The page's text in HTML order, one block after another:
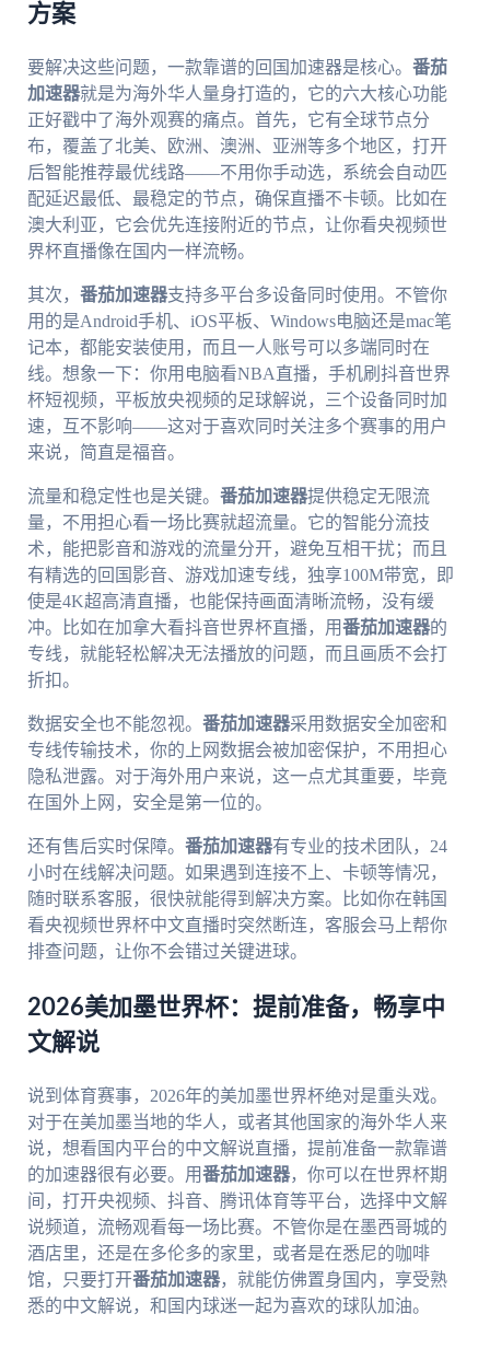
方案
要解决这些问题，一款靠谱的回国加速器是核心。 番茄
加速器就是为海外华人量身打造的，它的六大核心功能
正好戳中了海外观赛的痛点。首先，它有全球节点分
布，覆盖了北美、欧洲、澳洲、亚洲等多个地区，打开
后智能推荐最优线路——不用你手动选，系统会自动匹
配延迟最低、最稳定的节点，确保直播不卡顿。比如在
澳大利亚，它会优先连接附近的节点，让你看央视频世
界杯直播像在国内一样流畅。
其次， 番茄加速器支持多平台多设备同时使用。不管你
用的是Android手机、iOS平板、Windows电脑还是mac笔
记本，都能安装使用，而且一人账号可以多端同时在
线。想象一下：你用电脑看NBA直播，手机刷抖音世界
杯短视频，平板放央视频的足球解说，三个设备同时加
速，互不影响——这对于喜欢同时关注多个赛事的用户
来说，简直是福音。
流量和稳定性也是关键。 番茄加速器提供稳定无限流
量，不用担心看一场比赛就超流量。它的智能分流技
术，能把影音和游戏的流量分开，避免互相干扰；而且
有精选的回国影音、游戏加速专线，独享100M带宽，即
使是4K超高清直播，也能保持画面清晰流畅，没有缓
冲。比如在加拿大看抖音世界杯直播，用番茄加速器的
专线，就能轻松解决无法播放的问题，而且画质不会打
折扣。
数据安全也不能忽视。 番茄加速器采用数据安全加密和
专线传输技术，你的上网数据会被加密保护，不用担心
隐私泄露。对于海外用户来说，这一点尤其重要，毕竟
在国外上网，安全是第一位的。
还有售后实时保障。 番茄加速器有专业的技术团队，24
小时在线解决问题。如果遇到连接不上、卡顿等情况，
随时联系客服，很快就能得到解决方案。比如你在韩国
看央视频世界杯中文直播时突然断连，客服会马上帮你
排查问题，让你不会错过关键进球。
2026美加墨世界杯：提前准备，畅享中
文解说
说到体育赛事，2026年的美加墨世界杯绝对是重头戏。
对于在美加墨当地的华人，或者其他国家的海外华人来
说，想看国内平台的中文解说直播，提前准备一款靠谱
的加速器很有必要。用番茄加速器，你可以在世界杯期
间，打开央视频、抖音、腾讯体育等平台，选择中文解
说频道，流畅观看每一场比赛。不管你是在墨西哥城的
酒店里，还是在多伦多的家里，或者是在悉尼的咖啡
馆，只要打开番茄加速器，就能仿佛置身国内，享受熟
悉的中文解说，和国内球迷一起为喜欢的球队加油。